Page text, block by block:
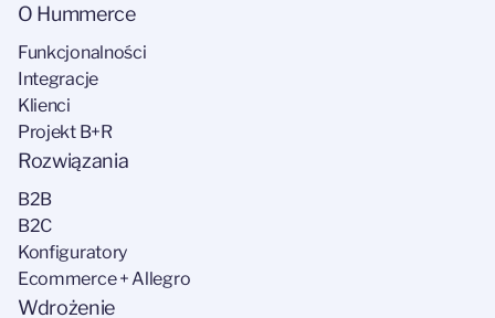
O Hummerce
Funkcjonalności
Integracje
Klienci
Projekt B+R
Rozwiązania
B2B
B2C
Konfiguratory
Ecommerce + Allegro
Wdrożenie